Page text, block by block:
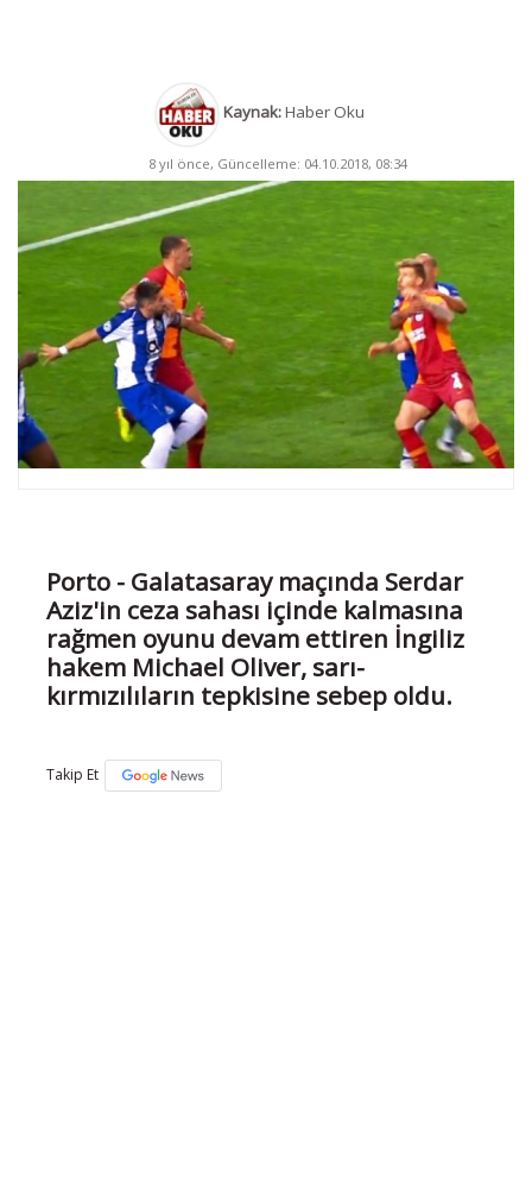
Kaynak:Haber Oku
8 yıl önce, Güncelleme: 04.10.2018, 08:34
Porto - Galatasaray maçında Serdar
Aziz'in ceza sahası içinde kalmasına
rağmen oyunu devam ettiren İngiliz
hakem Michael Oliver, sarı-
kırmızılıların tepkisine sebep oldu.
Takip Et